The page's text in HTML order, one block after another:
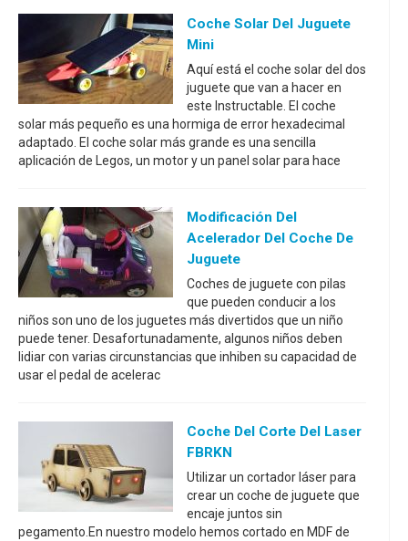
Coche Solar Del Juguete
Mini
Aquí está el coche solar del dos
juguete que van a hacer en
este Instructable. El coche
solar más pequeño es una hormiga de error hexadecimal
adaptado. El coche solar más grande es una sencilla
aplicación de Legos, un motor y un panel solar para hace
Modificación Del
Acelerador Del Coche De
Juguete
Coches de juguete con pilas
que pueden conducir a los
niños son uno de los juguetes más divertidos que un niño
puede tener. Desafortunadamente, algunos niños deben
lidiar con varias circunstancias que inhiben su capacidad de
usar el pedal de acelerac
Coche Del Corte Del Laser
FBRKN
Utilizar un cortador láser para
crear un coche de juguete que
encaje juntos sin
pegamento.En nuestro modelo hemos cortado en MDF de